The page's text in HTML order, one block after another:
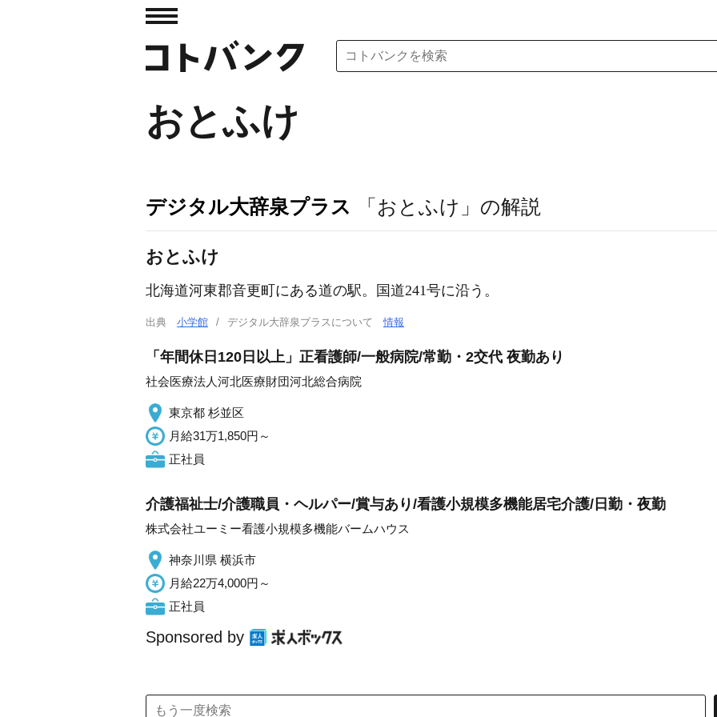
おとふけ
デジタル大辞泉プラス 「おとふけ」の解説
おとふけ
北海道河東郡音更町にある道の駅。国道241号に沿う。
出典 小学館 デジタル大辞泉プラスについて情報
「年間休日120日以上」正看護師/一般病院/常勤・2交代 夜勤あり
社会医療法人河北医療財団河北総合病院
東京都 杉並区
月給31万1,850円～
正社員
介護福祉士/介護職員・ヘルパー/賞与あり/看護小規模多機能居宅介護/日勤・夜勤
株式会社ユーミー看護小規模多機能バームハウス
神奈川県 横浜市
月給22万4,000円～
正社員
Sponsored by